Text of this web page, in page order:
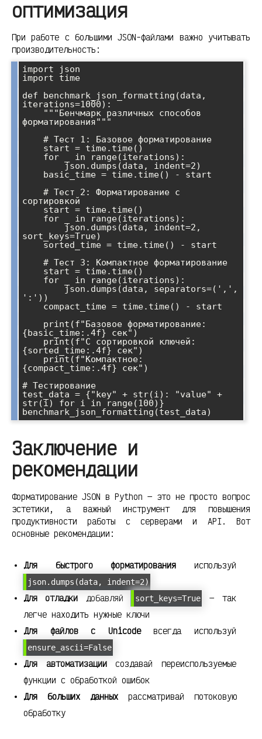
оптимизация
При работе с большими JSON-файлами важно учитывать
производительность:
import json
import time
def benchmark_json_formatting(data,
iterations=1000):
форматирования"""
сортировкой
sort_keys=True)
':'))
{basic_time:.4f} сек")
{sorted_time:.4f} сек")
{compact_time:.4f} сек")
# Тестирование
test_data = {"key" + str(i): "value" +
str(i) for i in range(100)}
Заключение и
рекомендации
Форматирование JSON в Python — это не просто вопрос
эстетики, а важный инструмент для повышения
продуктивности работы с серверами и API. Вот
основные рекомендации:
Для быстрого форматирования используй
json.dumps(data, indent=2)
Для отладки добавляй sort_keys=True
— так
легче находить нужные ключи
Для файлов с Unicodeвсегда используй
ensure_ascii=False
Для автоматизациисоздавай переиспользуемые
функции с обработкой ошибок
Для больших данныхрассматривай потоковую
обработку